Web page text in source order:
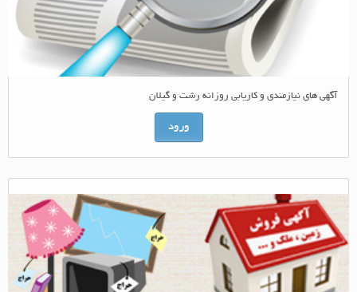
آگهی های نیازمندی و کاریابی روزانه رشت و گیلان
ورود